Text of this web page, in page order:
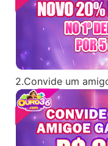
2.Convide um